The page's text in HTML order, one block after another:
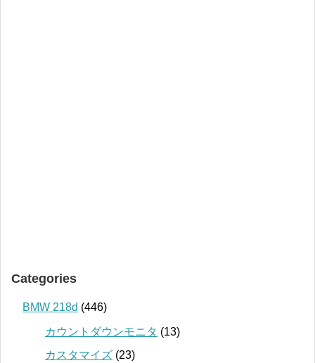
Categories
BMW 218d (446)
カウントダウンモニタ (13)
カスタマイズ (23)